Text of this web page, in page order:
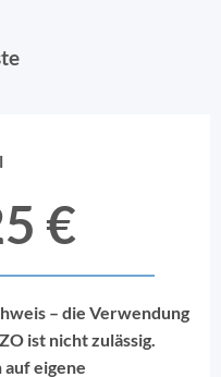
€
– die Verwendung
ist nicht zulässig.
auf eigene